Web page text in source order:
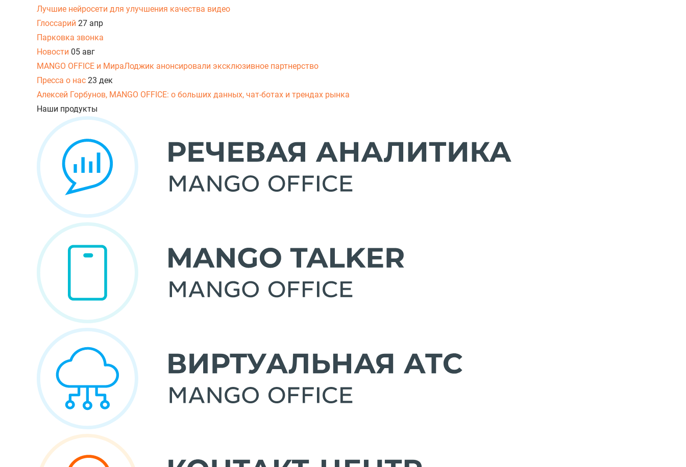
Лучшие нейросети для улучшения качества видео
Глоссарий 27 апр
Парковка звонка
Новости 05 авг
MANGO OFFICE и МираЛоджик анонсировали эксклюзивное партнерство
Пресса о нас 23 дек
Алексей Горбунов, MANGO OFFICE: о больших данных, чат-ботах и трендах рынка
Наши продукты